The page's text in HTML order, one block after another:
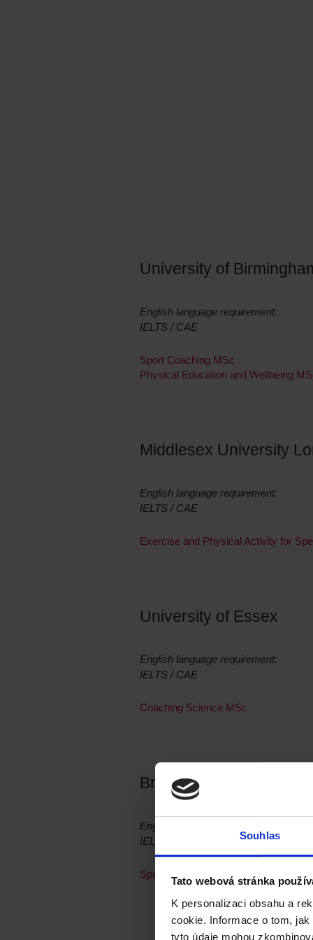
Souhlas
Tato webová stránka
K personalizaci obsahu a
cookie. Informace o tom,
tyto údaje mohou
University of
English language requirement:
IELTS / CAE
Sport Coaching MSc
Physical Education and Wellbeing
Middlesex University
English language requirement:
IELTS / CAE
Exercise and Physical Activity for
University of Essex
English language requirement:
IELTS / CAE
Coaching Science MSc
Brunel University London
English language requirement:
IELTS / CAE
Sport, Health and Exercise Sciences